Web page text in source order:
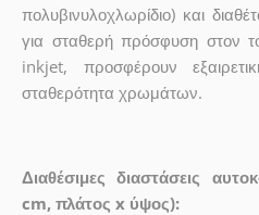
πολυβινυλοχλωρίδιο) και
για σταθερή πρόσφυση στον
inkjet, προσφέρουν
σταθερότητα χρωμάτων.
Διαθέσιμες διαστάσεις
cm, πλάτος x ύψος):